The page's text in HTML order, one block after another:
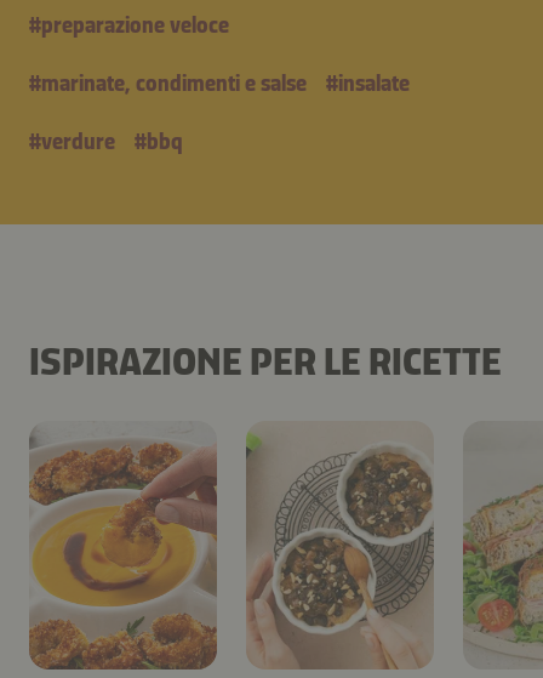
#preparazione veloce
#marinate, condimenti e salse #insalate
#verdure #bbq
ISPIRAZIONE PER LE RICETTE